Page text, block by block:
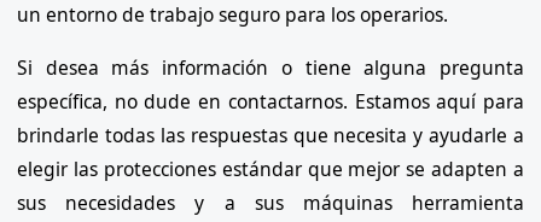
un entorno de trabajo seguro para los operarios.
Si desea más información o tiene alguna pregunta
específica, no dude en contactarnos. Estamos aquí para
brindarle todas las respuestas que necesita y ayudarle a
elegir las protecciones estándar que mejor se adapten a
sus necesidades y a sus máquinas herramienta